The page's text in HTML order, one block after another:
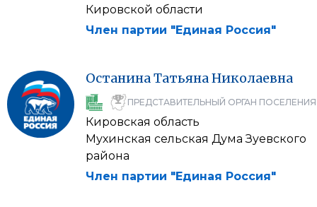
Кировской области
Член партии "Единая Россия"
ОстанинаТатьянаНиколаевна
ПРЕДСТАВИТЕЛЬНЫЙ ОРГАН ПОСЕЛЕНИЯ
Кировская область
Мухинская сельская Дума Зуевского
района
Член партии "Единая Россия"